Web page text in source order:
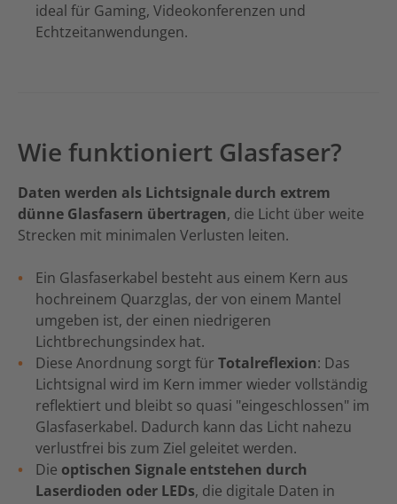
ideal für Gaming, Videokonferenzen und
Echtzeitanwendungen.
Wie funktioniert Glasfaser?
Daten werden als Lichtsignale durch extrem
dünne Glasfasern übertragen, die Licht über weite
Strecken mit minimalen Verlusten leiten.
Ein Glasfaserkabel besteht aus einem Kern aus
hochreinem Quarzglas, der von einem Mantel
umgeben ist, der einen niedrigeren
Lichtbrechungsindex hat.
Diese Anordnung sorgt für Totalreflexion: Das
Lichtsignal wird im Kern immer wieder vollständig
reflektiert und bleibt so quasi "eingeschlossen" im
Glasfaserkabel. Dadurch kann das Licht nahezu
verlustfrei bis zum Ziel geleitet werden.
Die optischen Signale entstehen durch
Laserdioden oder LEDs, die digitale Daten in